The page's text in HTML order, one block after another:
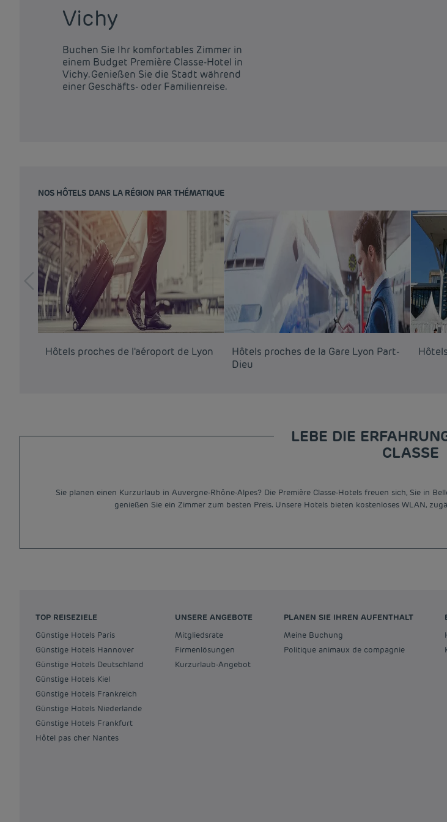
Vichy
Buchen Sie Ihr komfortables Zimmer in
einem Budget Première Classe-Hotel in
Vichy. Genießen Sie die Stadt während
einer Geschäfts- oder Familienreise.
NOS HÔTELS DANS LA RÉGION PAR THÉMATIQUE
Hôtels proches de l'aéroport de Lyon
Hôtels proches de la Gare Lyon Part-
Dieu
LEBE DIE
CLASSE
Sie planen einen Kurzurlaub in Auvergne-Rhône-Alpes? Die Première Classe-Hotels freuen sich, Sie in
genießen Sie ein Zimmer zum besten Preis. Unsere Hotels bieten kostenloses WLAN,
TOP REISEZIELE
Günstige Hotels Paris
Günstige Hotels Hannover
Günstige Hotels Deutschland
Günstige Hotels Kiel
Günstige Hotels Frankreich
Günstige Hotels Niederlande
Günstige Hotels Frankfurt
Hôtel pas cher Nantes
UNSERE ANGEBOTE
Mitgliedsrate
Firmenlösungen
Kurzurlaub-Angebot
PLANEN SIE IHREN AUFENTHALT
Meine Buchung
Politique animaux de compagnie